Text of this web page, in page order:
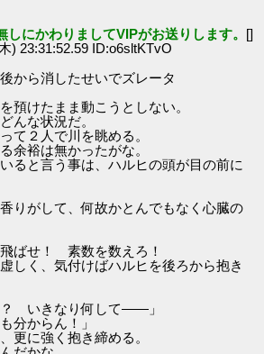
しにかわりましてVIPがお送りします。 []
) 23:31:52.59 ID:o6sltKTvO
から消したせいでズレータ
預けたまま動こうとしない。
んな状況だ。
て２人で川を眺める。
余裕は無かったがな。
ると言う事は、ハルヒの頭が目の前に
りがして、何故かとんでもなく心臓の
ばせ！ 素数を数えろ！
しく、気付けばハルヒを後ろから抱き
？ いきなり何して――」
分からん！」
更に強く抱き締める。